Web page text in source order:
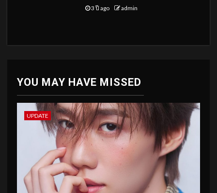
3 ปี ago admin
YOU MAY HAVE MISSED
UPDATE